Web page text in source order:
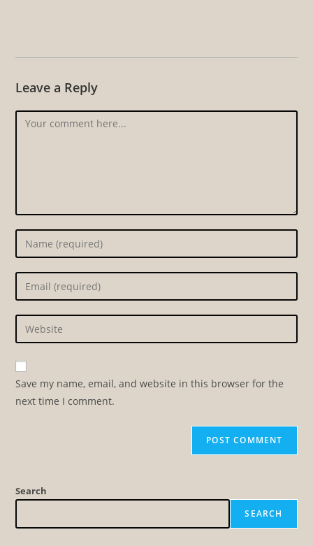
Leave a Reply
Comment
Enter
your
name
comment
Enter
your
email
address
Enter
your
website
URL
(optional)
Save my name, email, and website in this browser for the
next time I comment.
Search
SEARCH